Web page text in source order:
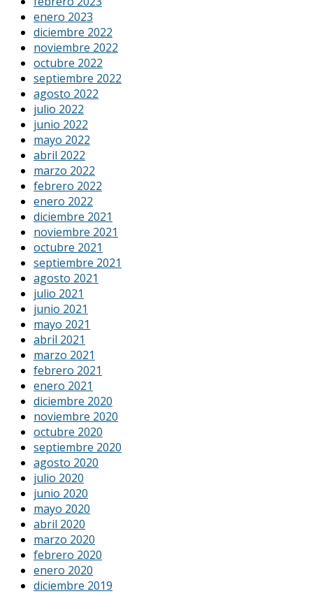
enero 2023
diciembre 2022
noviembre 2022
octubre 2022
septiembre 2022
agosto 2022
julio 2022
junio 2022
mayo 2022
abril 2022
marzo 2022
febrero 2022
enero 2022
diciembre 2021
noviembre 2021
octubre 2021
septiembre 2021
agosto 2021
julio 2021
junio 2021
mayo 2021
abril 2021
marzo 2021
febrero 2021
enero 2021
diciembre 2020
noviembre 2020
octubre 2020
septiembre 2020
agosto 2020
julio 2020
junio 2020
mayo 2020
abril 2020
marzo 2020
febrero 2020
enero 2020
diciembre 2019